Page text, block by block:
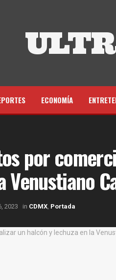
ECONOMÍA
por
Venustiano
2023 in CDMX Portada